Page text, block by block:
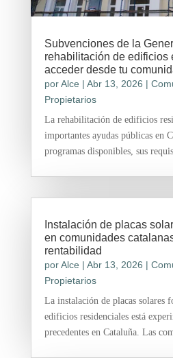
Subvenciones de la
rehabilitación de edificios
acceder desde tu
porAlce | Abr 13, 2026 |
Propietarios
La rehabilitación de edificios
importantes ayudas públicas en
programas disponibles, sus
Instalación de placas
en comunidades
rentabilidad
porAlce | Abr 13, 2026 |
Propietarios
La instalación de placas solares
edificios residenciales está
precedentes en Cataluña. Las